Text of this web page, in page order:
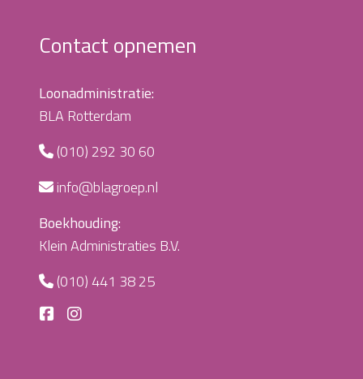
Contact opnemen
Loonadministratie:
BLA Rotterdam
(010) 292 30 60
info@blagroep.nl
Boekhouding:
Klein Administraties B.V.
(010) 441 38 25